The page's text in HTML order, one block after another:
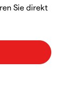
Sie direkt